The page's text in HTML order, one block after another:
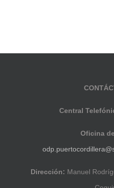
Central
Oficina
Dirección: Manuel